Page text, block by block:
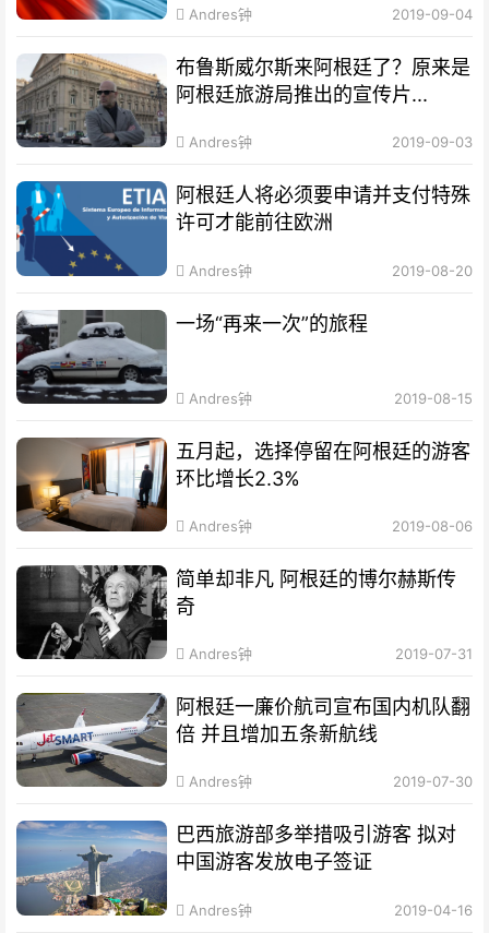
Andres钟 2019-09-04
布鲁斯威尔斯来阿根廷了？原来是
阿根廷旅游局推出的宣传片...
Andres钟 2019-09-03
阿根廷人将必须要申请并支付特殊
许可才能前往欧洲
Andres钟 2019-08-20
一场“再来一次”的旅程
Andres钟 2019-08-15
五月起，选择停留在阿根廷的游客
环比增长2.3%
Andres钟 2019-08-06
简单却非凡 阿根廷的博尔赫斯传
奇
Andres钟 2019-07-31
阿根廷一廉价航司宣布国内机队翻
倍 并且增加五条新航线
Andres钟 2019-07-30
巴西旅游部多举措吸引游客 拟对
中国游客发放电子签证
Andres钟 2019-04-16